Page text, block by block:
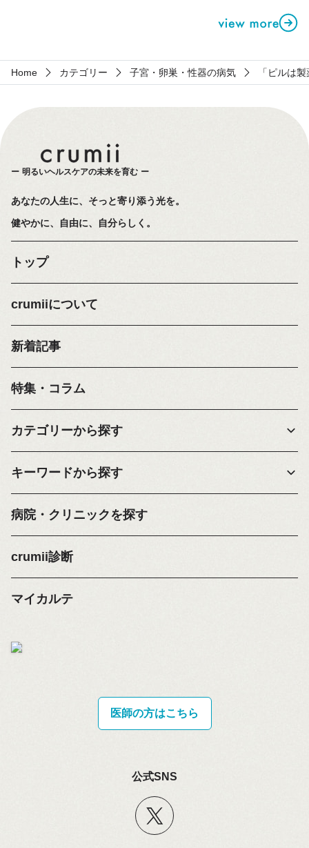
Home カテゴリー 子宮・卵巣・性器の病気 「ピルは
明るいヘルスケアの未来を育む
あなたの人生に、そっと寄り添う光を。
健やかに、自由に、自分らしく。
トップ
crumiiについて
新着記事
特集・コラム
カテゴリーから探す
キーワードから探す
病院・クリニックを探す
crumii診断
マイカルテ
医師の方はこちら
公式SNS